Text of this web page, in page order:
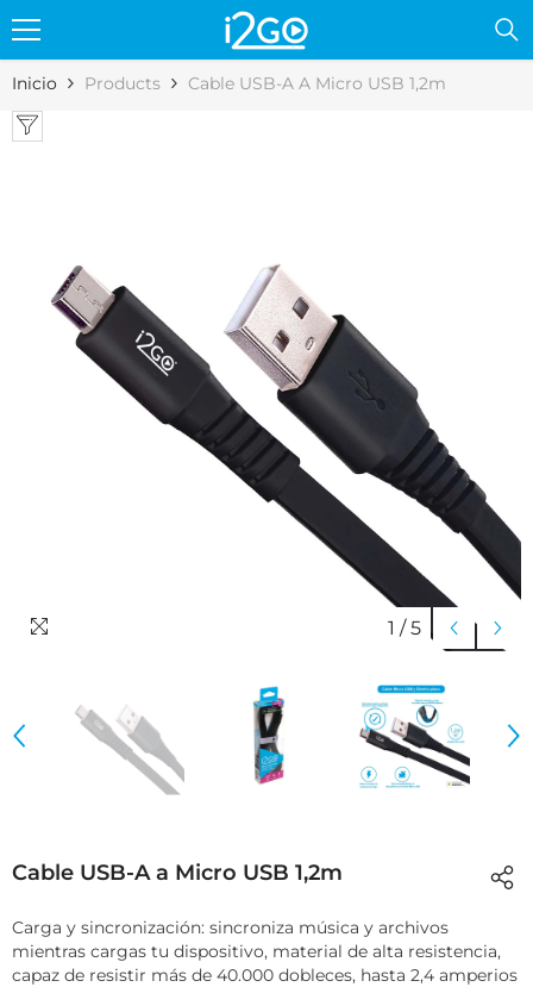
Skip to content
Inicio Products Cable USB-A A Micro USB 1,2m
1 / 5
Cable USB-A a Micro USB 1,2m
Carga y sincronización: sincroniza música y archivos
mientras cargas tu dispositivo, material de alta resistencia,
capaz de resistir más de 40.000 dobleces, hasta 2,4 amperios